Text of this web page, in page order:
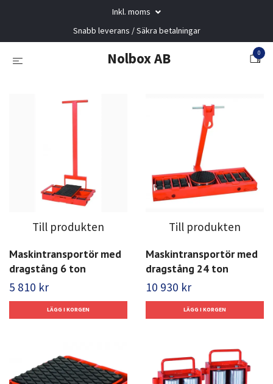
Inkl. moms
Snabb leverans / Säkra betalningar
Nolbox AB 0
Till produkten
Maskintransportör med
dragstång 6 ton
5 810 kr
Till produkten
Maskintransportör med
dragstång 24 ton
10 930 kr